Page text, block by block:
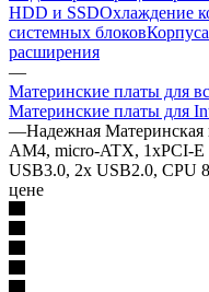
HDD и SSDОхлаждение
системных блоков
расширения
—
Материнские платы для
Материнские платы для
—Надежная Материнская
AM4, micro-ATX, 1xPCI-
USB3.0, 2x USB2.0,
цене